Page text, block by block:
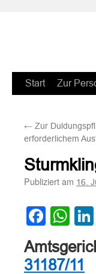
Zum
springen
Start Zur
← Zur
erforderlichem
Publiziert am 16.
31187/11